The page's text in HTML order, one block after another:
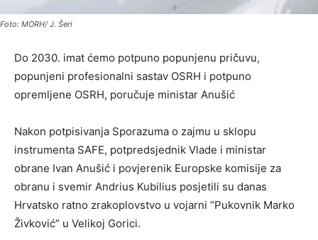
Foto: MORH/ J. Šeri
Do 2030. imat ćemo potpuno popunjenu pričuvu,
popunjeni profesionalni sastav OSRH i potpuno
opremljene OSRH, poručuje ministar Anušić
Nakon potpisivanja Sporazuma o zajmu u sklopu
instrumenta SAFE, potpredsjednik Vlade i ministar
obrane Ivan Anušić i povjerenik Europske komisije za
obranu i svemir Andrius Kubilius posjetili su danas
Hrvatsko ratno zrakoplovstvo u vojarni “Pukovnik Marko
Živković” u Velikoj Gorici.